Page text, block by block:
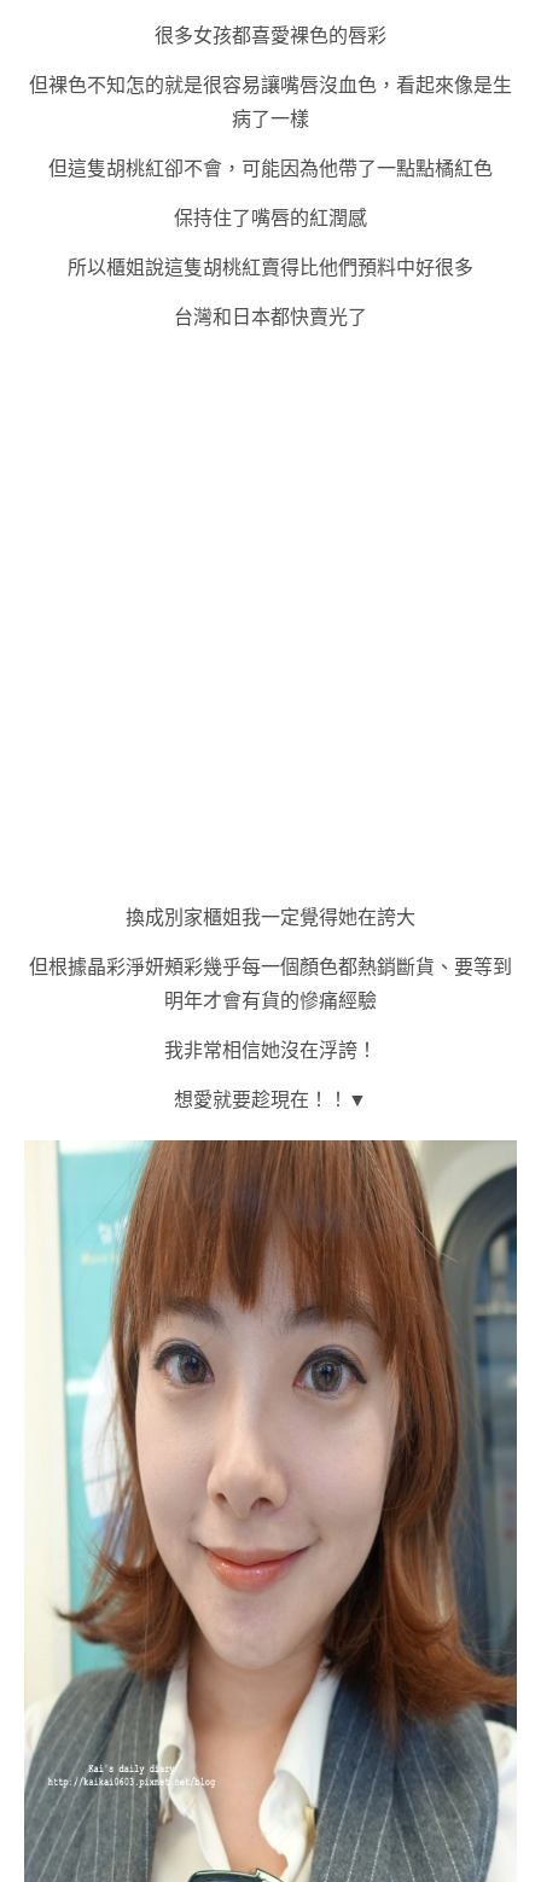
很多女孩都喜愛裸色的唇彩
但裸色不知怎的就是很容易讓嘴唇沒血色，看起來像是生
病了一樣
但這隻胡桃紅卻不會，可能因為他帶了一點點橘紅色
保持住了嘴唇的紅潤感
所以櫃姐說這隻胡桃紅賣得比他們預料中好很多
台灣和日本都快賣光了
換成別家櫃姐我一定覺得她在誇大
但根據晶彩淨妍頰彩幾乎每一個顏色都熱銷斷貨、要等到
明年才會有貨的慘痛經驗
我非常相信她沒在浮誇！
想愛就要趁現在！！▼